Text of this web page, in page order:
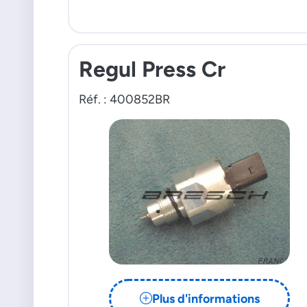
Regul Press Cr
Réf. : 400852BR
Plus d'informations